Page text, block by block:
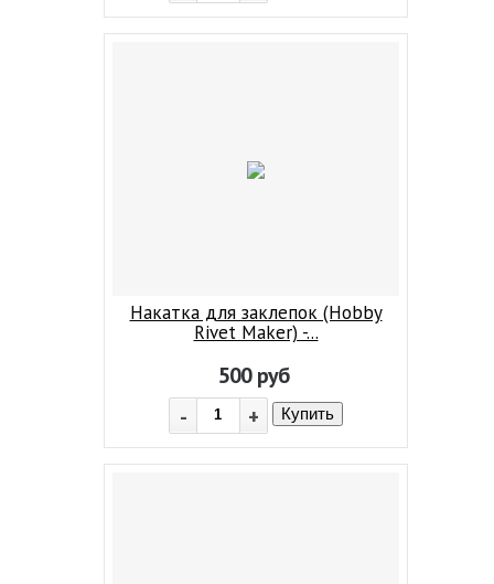
Накатка для заклепок (Hobby
Rivet Maker) -...
500 руб
- + Купить